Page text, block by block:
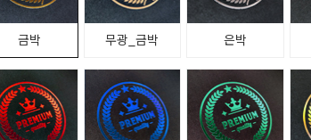
금박 무광_금박 은박